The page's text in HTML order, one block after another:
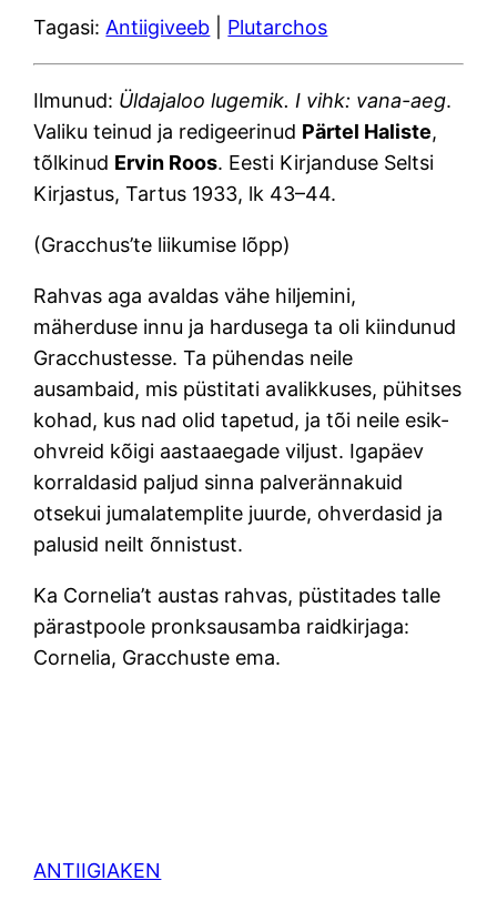
Tagasi: Antiigiveeb Plutarchos
Ilmunud: Üldajaloo lugemik. I vihk: vana-aeg.
Valiku teinud ja redigeerinud Pärtel Haliste,
tõlkinud Ervin Roos. Eesti Kirjanduse Seltsi
Kirjastus, Tartus 1933, lk 43–44.
(Gracchus’te liikumise lõpp)
Rahvas aga avaldas vähe hiljemini,
mäherduse innu ja hardusega ta oli kiindunud
Gracchustesse. Ta pühendas neile
ausambaid, mis püstitati avalikkuses, pühitses
kohad, kus nad olid tapetud, ja tõi neile esik-
ohvreid kõigi aastaaegade viljust. Igapäev
korraldasid paljud sinna palverännakuid
otsekui jumalatemplite juurde, ohverdasid ja
palusid neilt õnnistust.
Ka Cornelia’t austas rahvas, püstitades talle
pärastpoole pronksausamba raidkirjaga:
Cornelia, Gracchuste ema.
ANTIIGIAKEN